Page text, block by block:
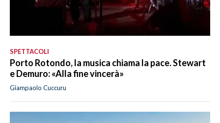
SPETTACOLI
Porto Rotondo, la musica chiama la pace. Stewart
e Demuro: «Alla fine vincerà»
Giampaolo Cuccuru